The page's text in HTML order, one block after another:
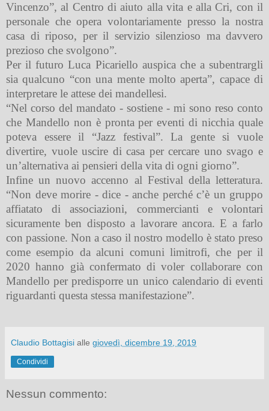
Vincenzo”, al Centro di aiuto alla vita e alla Cri, con il
personale che opera volontariamente presso la nostra
casa di riposo, per il servizio silenzioso ma davvero
prezioso che svolgono”.
Per il futuro Luca Picariello auspica che a subentrargli
sia qualcuno “con una mente molto aperta”, capace di
interpretare le attese dei mandellesi.
“Nel corso del mandato - sostiene - mi sono reso conto
che Mandello non è pronta per eventi di nicchia quale
poteva essere il “Jazz festival”. La gente si vuole
divertire, vuole uscire di casa per cercare uno svago e
un’alternativa ai pensieri della vita di ogni giorno”.
Infine un nuovo accenno al Festival della letteratura.
“Non deve morire - dice - anche perché c’è un gruppo
affiatato di associazioni, commercianti e volontari
sicuramente ben disposto a lavorare ancora. E a farlo
con passione. Non a caso il nostro modello è stato preso
come esempio da alcuni comuni limitrofi, che per il
2020 hanno già confermato di voler collaborare con
Mandello per predisporre un unico calendario di eventi
riguardanti questa stessa manifestazione”.
Claudio Bottagisi alle giovedì, dicembre 19, 2019
Condividi
Nessun commento: